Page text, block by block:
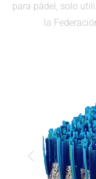
para pádel, solo
la